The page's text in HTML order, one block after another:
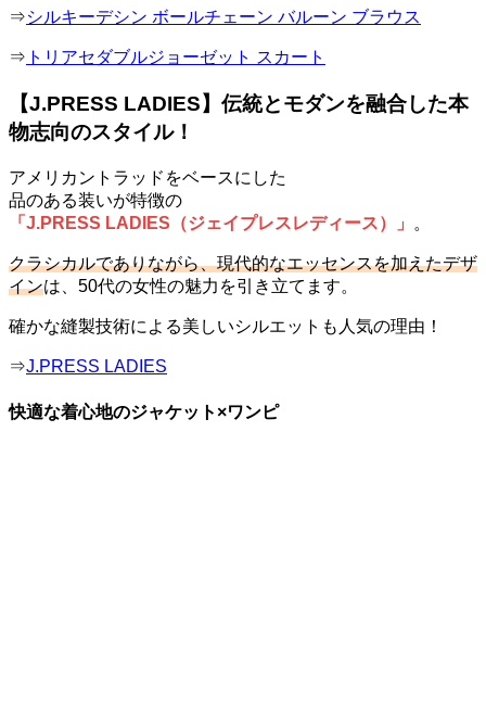
⇒シルキーデシン ボールチェーン バルーン ブラウス
⇒ トリアセダブルジョーゼット スカート
【J.PRESS LADIES】伝統とモダンを融合した本
物志向のスタイル！
アメリカントラッドをベースにした
品のある装いが特徴の
「J.PRESS LADIES（ジェイプレスレディース）」
。
クラシカルでありながら、現代的なエッセンスを加えたデザ
インは、50代の女性の魅力を引き立てます。
確かな縫製技術による美しいシルエットも人気の理由！
⇒J.PRESS LADIES
快適な着心地のジャケット×ワンピ